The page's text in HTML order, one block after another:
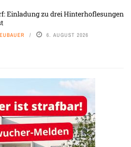
Einladung zu drei Hinterhoflesungen
6. AUGUST 2026